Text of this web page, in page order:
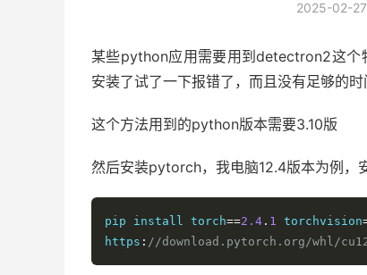
2025-02-27
某些python应用需要用到detectron2这个
安装了试了一下报错了，而且没有足够的
这个方法用到的python版本需要3.10版
然后安装pytorch，我电脑12.4版本为例，
pip install torch==2.4 . 1 torchvision
https : //download.pytorch.org/whl/